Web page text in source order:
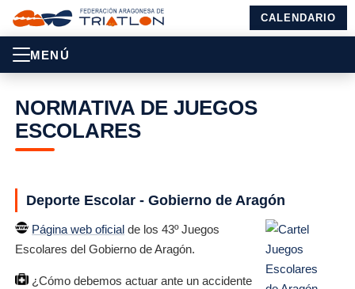
CALENDARIO
MENÚ
NORMATIVA DE JUEGOS
ESCOLARES
Deporte Escolar - Gobierno de Aragón
Página web oficial de los 43º Juegos
Escolares del Gobierno de Aragón.
¿Cómo debemos actuar ante un accidente